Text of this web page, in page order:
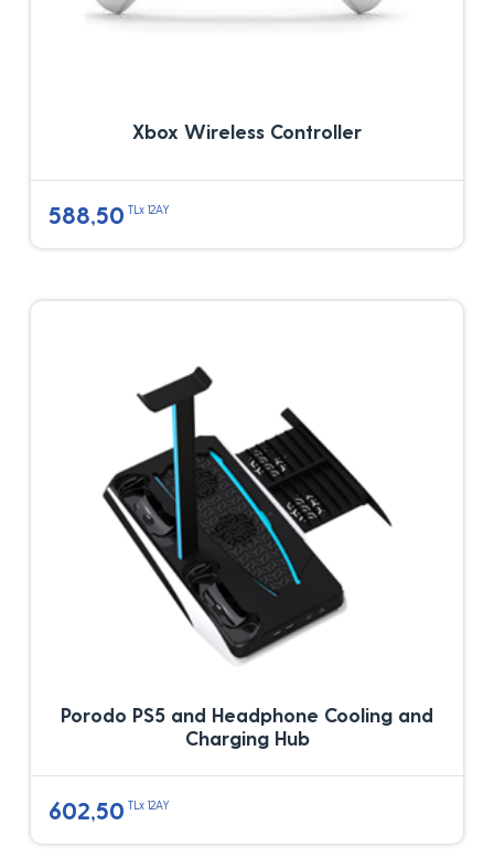
Xbox Wireless Controller
588,50 TLx 12AY
Porodo PS5 and Headphone Cooling and
Charging Hub
602,50 TLx 12AY